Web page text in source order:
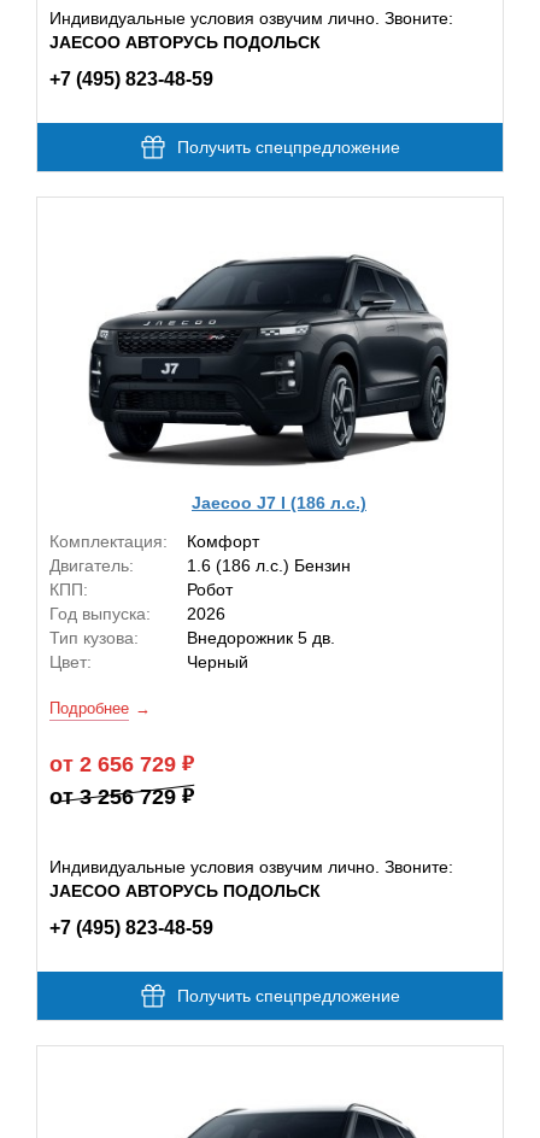
Индивидуальные условия озвучим лично. Звоните:
JAECOO АВТОРУСЬ ПОДОЛЬСК
+7 (495) 823-48-59
Получить спецпредложение
Jaecoo J7 I (186 л.с.)
Комплектация:
Комфорт
Двигатель:
1.6 (186 л.с.) Бензин
КПП:
Робот
Год выпуска:
2026
Тип кузова:
Внедорожник 5 дв.
Цвет:
Черный
Подробнее
от 2 656 729
от 3 256 729
Индивидуальные условия озвучим лично. Звоните:
JAECOO АВТОРУСЬ ПОДОЛЬСК
+7 (495) 823-48-59
Получить спецпредложение